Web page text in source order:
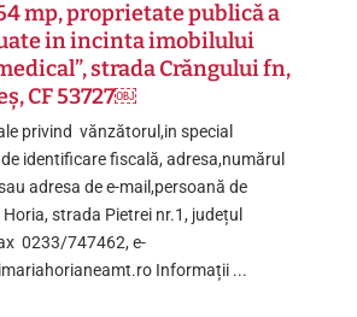
mp, proprietate publică a
in incinta imobilului
strada Crăngului fn,
CF 53727￼
privind vănzătorul,in special
identificare fiscală, adresa,numărul
adresa de e-mail,persoană de
strada Pietrei nr.1, județul
0233/747462, e-
Informații ...